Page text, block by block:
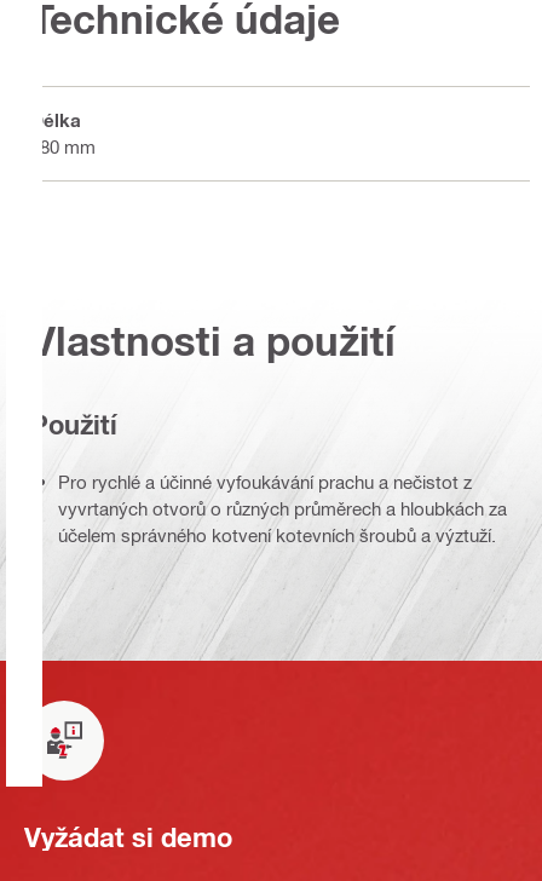
Technické údaje
Délka
680 mm
Vlastnosti a použití
Použití
Pro rychlé a účinné vyfoukávání prachu a nečistot z
vyvrtaných otvorů o různých průměrech a hloubkách za
účelem správného kotvení kotevních šroubů a výztuží.
Vyžádat si demo